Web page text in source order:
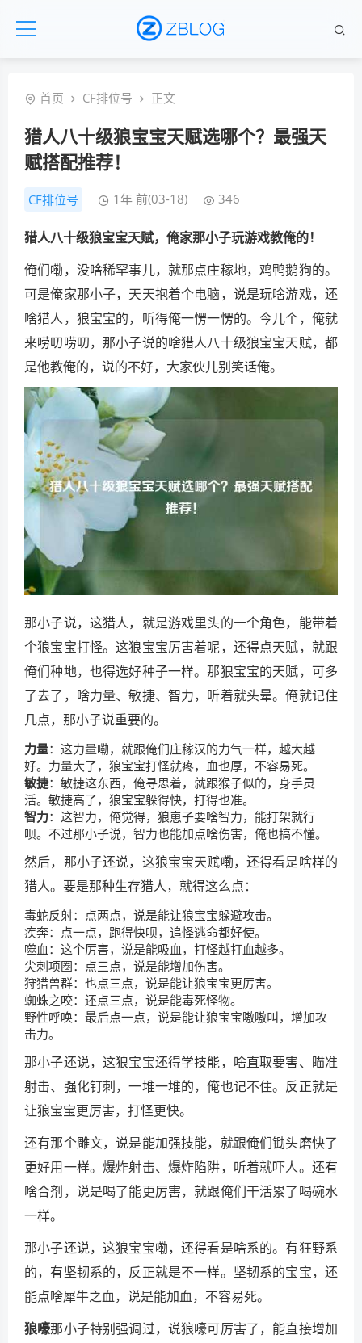
首页 CF排位号 正文
猎人八十级狼宝宝天赋选哪个？最强天
赋搭配推荐！
CF排位号 1年 前(03-18) 346
猎人八十级狼宝宝天赋，俺家那小子玩游戏教俺的！
俺们嘞，没啥稀罕事儿，就那点庄稼地，鸡鸭鹅狗的。
可是俺家那小子，天天抱着个电脑，说是玩啥游戏，还
啥猎人，狼宝宝的，听得俺一愣一愣的。今儿个，俺就
来唠叨唠叨，那小子说的啥猎人八十级狼宝宝天赋，都
是他教俺的，说的不好，大家伙儿别笑话俺。
那小子说，这猎人，就是游戏里头的一个角色，能带着
个狼宝宝打怪。这狼宝宝厉害着呢，还得点天赋，就跟
俺们种地，也得选好种子一样。那狼宝宝的天赋，可多
了去了，啥力量、敏捷、智力，听着就头晕。俺就记住
几点，那小子说重要的。
力量：这力量嘞，就跟俺们庄稼汉的力气一样，越大越
好。力量大了，狼宝宝打怪就疼，血也厚，不容易死。
敏捷：敏捷这东西，俺寻思着，就跟猴子似的，身手灵
活。敏捷高了，狼宝宝躲得快，打得也准。
智力：这智力，俺觉得，狼崽子要啥智力，能打架就行
呗。不过那小子说，智力也能加点啥伤害，俺也搞不懂。
然后，那小子还说，这狼宝宝天赋嘞，还得看是啥样的
猎人。要是那种生存猎人，就得这么点：
毒蛇反射：点两点，说是能让狼宝宝躲避攻击。
疾奔：点一点，跑得快呗，追怪逃命都好使。
噬血：这个厉害，说是能吸血，打怪越打血越多。
尖刺项圈：点三点，说是能增加伤害。
狩猎兽群：也点三点，说是能让狼宝宝更厉害。
蜘蛛之咬：还点三点，说是能毒死怪物。
野性呼唤：最后点一点，说是能让狼宝宝嗷嗷叫，增加攻
击力。
那小子还说，这狼宝宝还得学技能，啥直取要害、瞄准
射击、强化钉刺，一堆一堆的，俺也记不住。反正就是
让狼宝宝更厉害，打怪更快。
还有那个雕文，说是能加强技能，就跟俺们锄头磨快了
更好用一样。爆炸射击、爆炸陷阱，听着就吓人。还有
啥合剂，说是喝了能更厉害，就跟俺们干活累了喝碗水
一样。
那小子还说，这狼宝宝嘞，还得看是啥系的。有狂野系
的，有坚韧系的，反正就是不一样。坚韧系的宝宝，还
能点啥犀牛之血，说是能加血，不容易死。
狼嚎那小子特别强调过，说狼嚎可厉害了，能直接增加